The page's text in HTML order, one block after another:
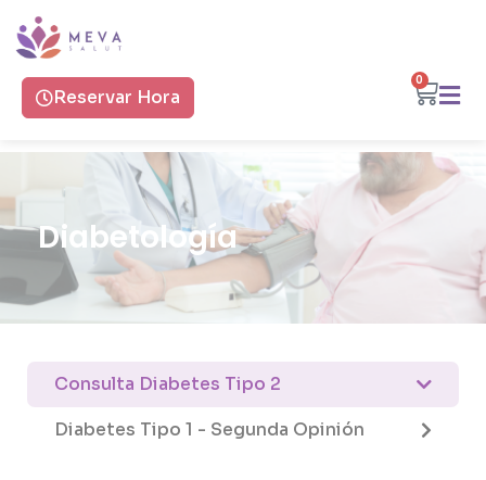
0
Reservar Hora
Diabetología
Consulta Diabetes Tipo 2
Diabetes Tipo 1 - Segunda Opinión